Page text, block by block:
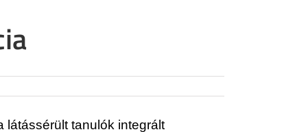
látássérült tanulók integrált